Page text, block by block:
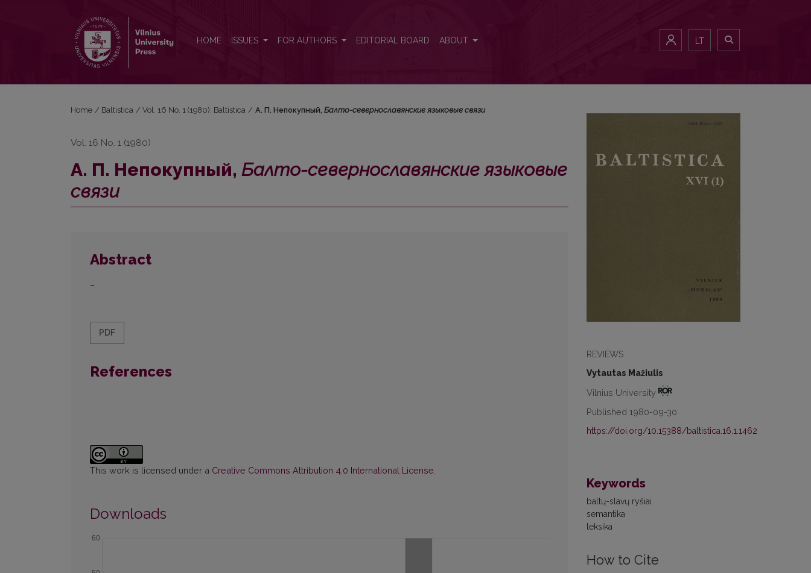
HOME ISSUES FOR AUTHORS EDITORIAL BOARD ABOUT LT
REVIEWS
Vytautas Mažiulis
Vilnius University
Published 1980-09-30
https://doi.org/10.15388/baltistica.16.1.1462
Keywords
baltų-slavų ryšiai
semantika
leksika
How to Cite
Home / Baltistica / Vol. 16 No. 1 (1980): Baltistica / А. П. Непокупный, Балто-севернославянские языковые связи
Vol. 16 No. 1 (1980)
А. П. Непокупный, Балто-севернославянские языковые
связи
Abstract
–
PDF
References
This work is licensed under a Creative Commons Attribution 4.0 International License
Downloads